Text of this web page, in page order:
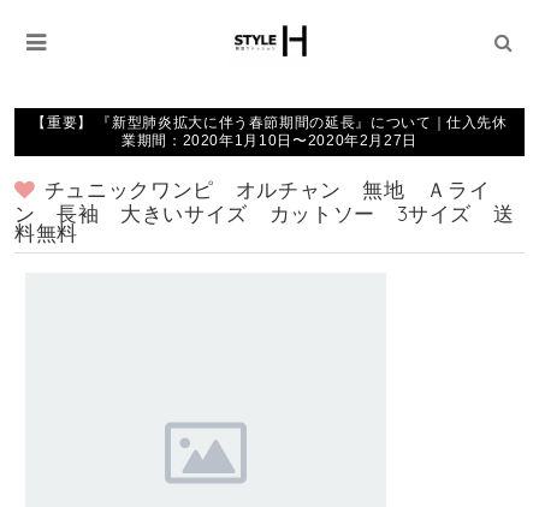
【重要】 『新型肺炎拡大に伴う春節期間の延長』について｜仕入先休
業期間：2020年1月10日〜2020年2月27日
チュニックワンピ オルチャン 無地 Ａライ
ン 長袖 大きいサイズ カットソー 3サイズ 送
料無料